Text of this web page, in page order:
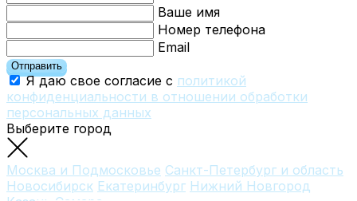
Ваше имя
Номер телефона
Email
Отправить
Я даю свое согласие с политикой
конфиденциальности в отношении обработки
персональных данных
Выберите город
Москва и Подмосковье Санкт-Петербург и область
Новосибирск Екатеринбург Нижний Новгород